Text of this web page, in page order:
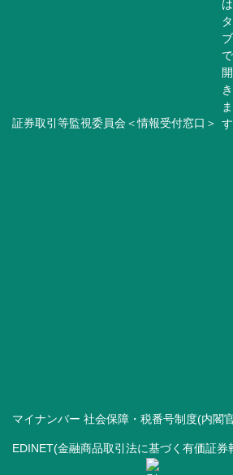
証券取引等監視委員会＜情報受付窓口＞
マイナンバー 社会保障・税番号制度(内閣
EDINET(金融商品取引法に基づく有価証券